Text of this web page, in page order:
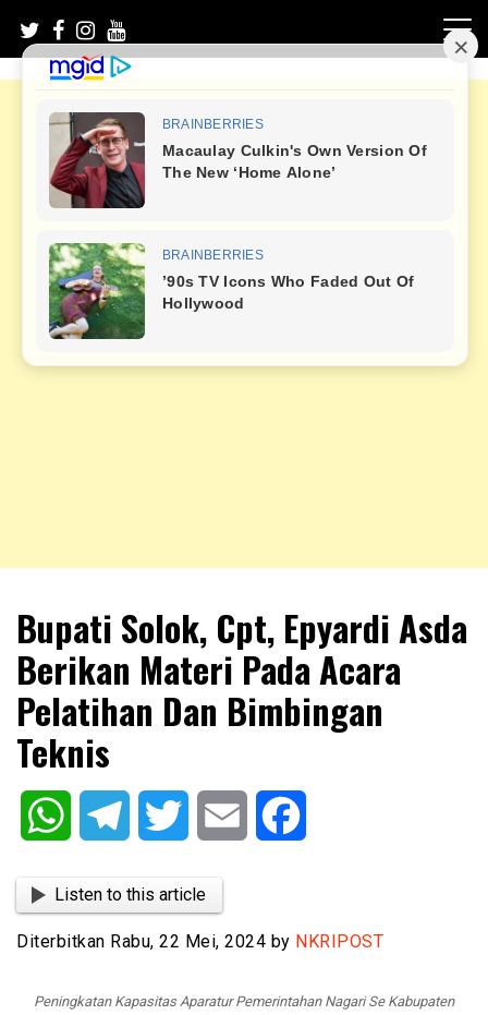
content
NKRIPOST
Bupati Solok, Cpt, Epyardi Asda
Berikan Materi Pada Acara
Pelatihan Dan Bimbingan
Teknis
WhatsAppTelegram Twitter Email
Listen to this article
Diterbitkan Rabu, 22 Mei, 2024 by NKRIPOST
Peningkatan Kapasitas Aparatur Pemerintahan Nagari Se Kabupaten